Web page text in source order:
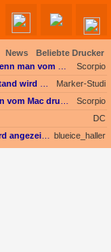
News
Beliebte Drucker
Scorpio
Marker-Studi
Scorpio
DC
blueice_haller